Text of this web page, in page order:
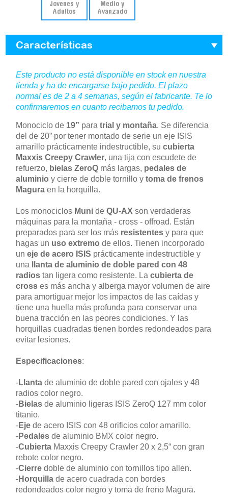
Jovenes y
Adultos
Medio y
Avanzado
Características
Este producto no está disponible en stock en nuestra
tienda y ha de encargarse bajo pedido. El plazo
normal es de 2 a 4 semanas, según el fabricante. Te lo
confirmaremos en cuanto recibamos tu pedido.
Monociclo de 19” para trial y montaña. Se diferencia
del de 20” por tener montado de serie un eje ISIS
amarillo prácticamente indestructible, su cubierta
Maxxis Creepy Crawler, una tija con escudete de
refuerzo, bielas ZeroQ más largas, pedales de
aluminio y cierre de doble tornillo y toma de frenos
Magura en la horquilla.
Los monociclos Muni de QU-AX son verdaderas
máquinas para la montaña - cross - offroad. Están
preparados para ser los más resistentes y para que
hagas un uso extremo de ellos. Tienen incorporado
un eje de acero ISIS prácticamente indestructible y
una
llanta de aluminio de doble pared con 48
radios tan ligera como resistente. La cubierta de
cross es más ancha y alberga mayor volumen de aire
para amortiguar mejor los impactos de las caídas y
tiene una huella más profunda para conservar una
buena tracción en las peores condiciones. Y las
horquillas cuadradas tienen bordes redondeados para
evitar lesiones.
Especificaciones:
-Llanta de aluminio de doble pared con ojales y 48
radios color negro.
-Bielas de aluminio ligeras ISIS ZeroQ 127 mm color
titanio.
-Eje de acero ISIS con 48 orificios color amarillo.
-Pedales de aluminio BMX color negro.
-Cubierta Maxxis Creepy Crawler 20 x 2,5“ con gran
rebote color negro.
-Cierre doble de aluminio con tornillos tipo allen.
-Horquilla de acero cuadrada con bordes
redondeados color negro y toma de freno Magura.